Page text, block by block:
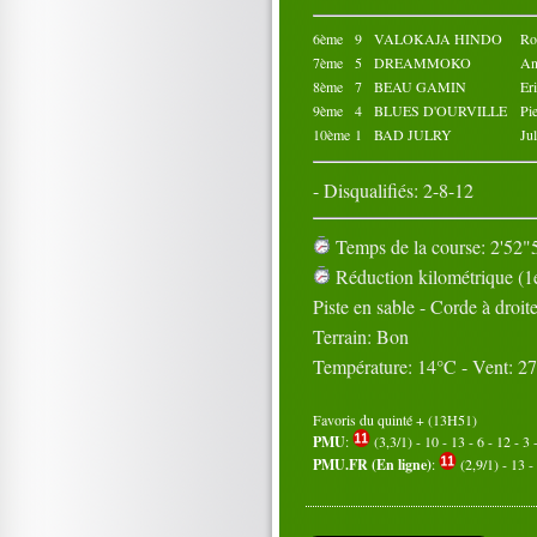
6ème 9 VALOKAJA HINDO
7ème
5 DREAMMOKO
8ème
7 BEAU GAMIN
9ème
4 BLUES D'OURVILLE
10ème 1 BAD JULRY
- Disqualifiés: 2-8-12
Temps de la course:
Réduction kilométrique
Piste en sable - Corde à droite
Terrain: Bon
Température: 14°C - Vent:
Favoris du quinté + (13H51)
PMU: (3,3/1) - 10 - 13 - 6 - 12 - 3
PMU.FR (En ligne): (2,9/1) - 13